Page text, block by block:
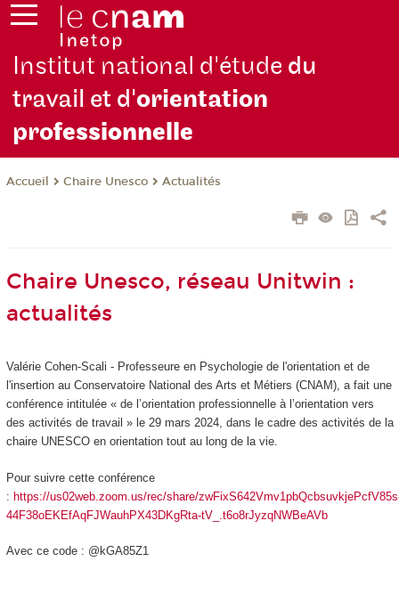
Institut national d'étude du
travail et d'orientation
professionnelle
Accueil Chaire Unesco Actualités
Chaire Unesco, réseau Unitwin :
actualités
Valérie Cohen-Scali - Professeure en Psychologie de l'orientation et de
l'insertion au Conservatoire National des Arts et Métiers (CNAM), a fait une
conférence intitulée « de l’orientation professionnelle à l’orientation vers
des activités de travail » le 29 mars 2024, dans le cadre des activités de la
chaire UNESCO en orientation tout au long de la vie.
Pour suivre cette conférence
: https://us02web.zoom.us/rec/share/
44F38oEKEfAqFJWauhPX43DKgRta-tV_.t6o8rJyzqNWBeAVb
Avec ce code : @kGA85Z1